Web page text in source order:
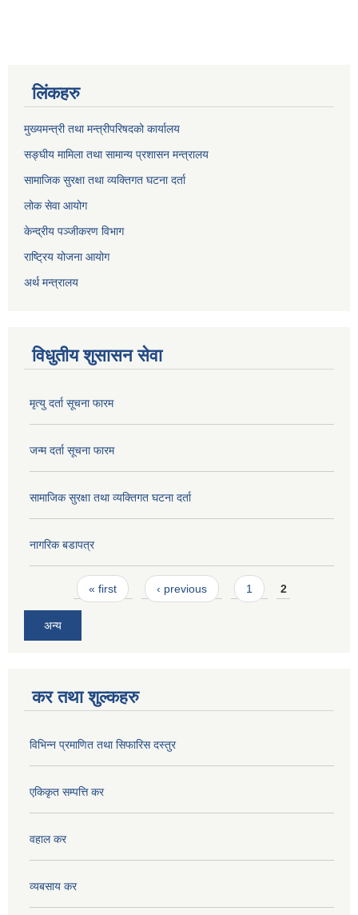
लिंकहरु
मुख्यमन्त्री तथा मन्त्रीपरिषदको कार्यालय
सङ्घीय मामिला तथा सामान्य प्रशासन मन्त्रालय
सामाजिक सुरक्षा तथा व्यक्तिगत घटना दर्ता
लोक सेवा आयोग
केन्द्रीय पञ्जीकरण विभाग
राष्ट्रिय योजना आयोग
अर्थ मन्त्रालय
विधुतीय शुसासन सेवा
मृत्यु दर्ता सूचना फारम
जन्म दर्ता सूचना फारम
सामाजिक सुरक्षा तथा व्यक्तिगत घटना दर्ता
नागरिक बडापत्र
Pages« first ‹ previous 1 2
अन्य
कर तथा शुल्कहरु
विभिन्न प्रमाणित तथा सिफारिस दस्तुर
एकिकृत सम्पत्ति कर
वहाल कर
व्यबसाय कर